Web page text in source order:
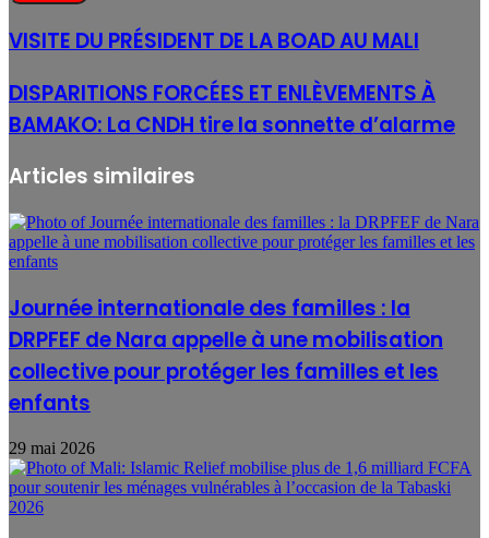
VISITE DU PRÉSIDENT DE LA BOAD AU MALI
DISPARITIONS FORCÉES ET ENLÈVEMENTS À
BAMAKO: La CNDH tire la sonnette d’alarme
Articles similaires
Journée internationale des familles : la
DRPFEF de Nara appelle à une mobilisation
collective pour protéger les familles et les
enfants
29 mai 2026